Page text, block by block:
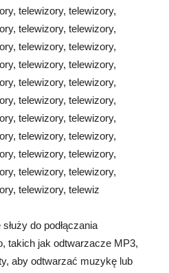
telewizory, telewizory,
telewizory, telewizory,
telewizory, telewizory,
telewizory, telewizory,
telewizory, telewizory,
telewizory, telewizory,
telewizory, telewizory,
telewizory, telewizory,
telewizory, telewizory,
telewizory, telewizory,
telewizory, telewiz
do podłączania
takich jak odtwarzacze MP3,
aby odtwarzać muzykę lub